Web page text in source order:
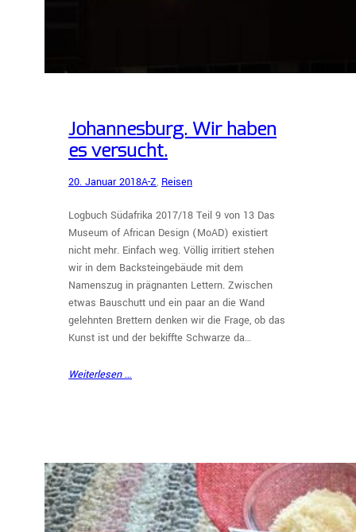
Johannesburg. Wir haben
es versucht.
20. Januar 2018A-Z, Reisen
Logbuch Südafrika 2017/18 Teil 9 von 13 Das
Museum of African Design (MoAD) existiert
nicht mehr. Einfach weg. Völlig irritiert stehen
wir in dem Backsteingebäude mit dem
Namenszug in prägnanten Lettern. Zwischen
etwas Bauschutt und ein paar an die Wand
gelehnten Brettern denken wir die Frage, ob das
Kunst ist und der bekiffte Schwarze da…
Weiterlesen …